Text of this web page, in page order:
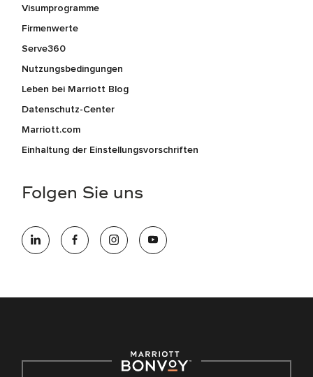
Visumprogramme
Firmenwerte
Serve360
Nutzungsbedingungen
Leben bei Marriott Blog
Datenschutz-Center
Marriott.com
Einhaltung der Einstellungsvorschriften
Folgen Sie uns